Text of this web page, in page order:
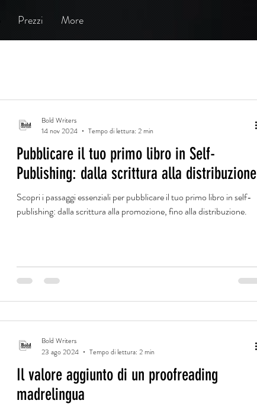
Prezzi More
Pubblicare il tuo primo libro in Self-
Publishing: dalla scrittura alla distribuzione
Scopri i passaggi essenziali per pubblicare il tuo primo libro in self-
publishing: dalla scrittura alla promozione, fino alla distribuzione.
Bold Writers
14 nov 2024
Tempo di lettura: 2 min
Il valore aggiunto di un proofreading
madrelingua
Bold Writers
23 ago 2024
Tempo di lettura: 2 min